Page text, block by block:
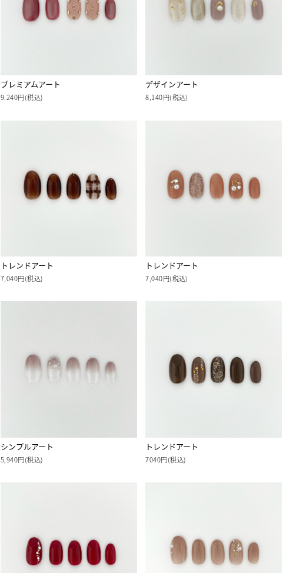
プレミアムアート
9.240円(税込)
デザインアート
8,140円(税込)
トレンドアート
7,040円(税込)
トレンドアート
7,040円(税込)
シンプルアート
5,940円(税込)
トレンドアート
7040円(税込)